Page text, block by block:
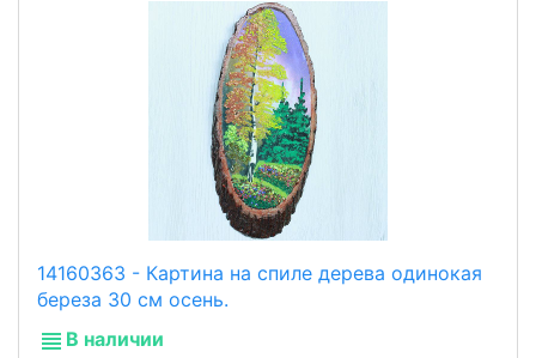
14160363 - Картина на спиле дерева одинокая
береза 30 см осень.
В наличии